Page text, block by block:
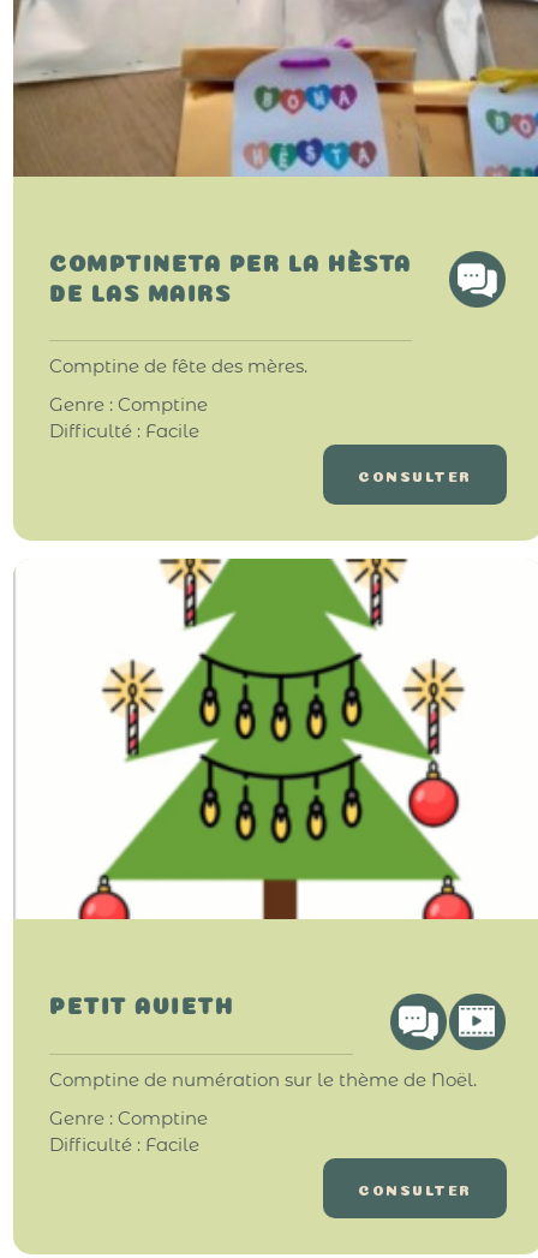
COMPTINETA PER LA HÈSTA
DE LAS MAIRS
Comptine de fête des mères.
Genre : Comptine
Difficulté : Facile
CONSULTER
PETIT AVIETH
Comptine de numération sur le thème de Noël.
Genre : Comptine
Difficulté : Facile
CONSULTER